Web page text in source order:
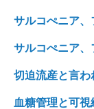
サルコぺニア、
サルコぺニア、
切迫流産と言わ
血糖管理と可